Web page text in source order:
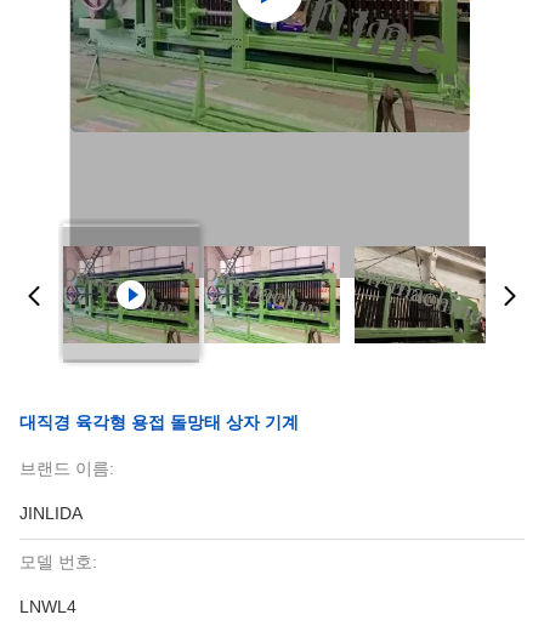
대직경 육각형 용접 돌망태 상자 기계
브랜드 이름:
JINLIDA
모델 번호:
LNWL4